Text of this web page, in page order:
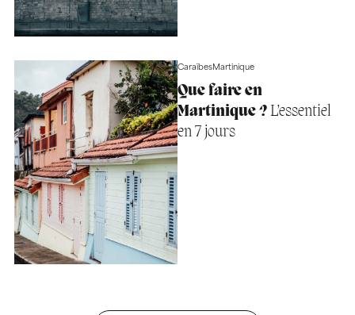
CaraïbesMartinique
Que faire en
Martinique ?L’essentiel
en 7 jours